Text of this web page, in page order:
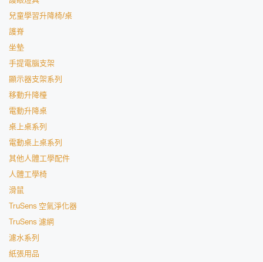
兒童學習升降椅/桌
護脊
坐墊
手提電腦支架
顯示器支架系列
移動升降檯
電動升降桌
桌上桌系列
電動桌上桌系列
其他人體工學配件
人體工學椅
滑鼠
TruSens 空氣淨化器
TruSens 濾網
濾水系列
紙張用品